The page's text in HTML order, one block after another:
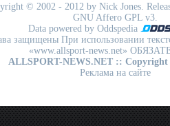
© 2002 - 2012 by Nick Jones.
GNU Affero GPL v3.
Data powered by Oddspedia
защищены При использовании
«www.allsport-news.net»
ALLSPORT-NEWS.NET :: Copyright
Реклама на сайте